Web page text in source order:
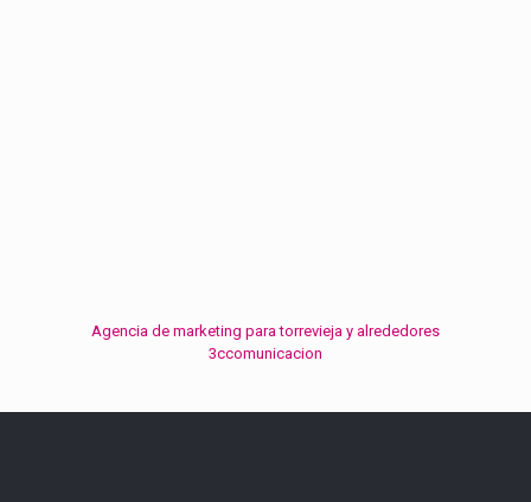
Agencia de marketing para torrevieja y alrededores
3ccomunicacion